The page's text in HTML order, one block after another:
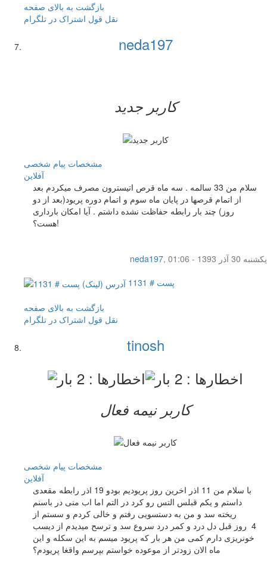
بازگشت به بالای صفحه
نقل قول اشتراک در تلگرام
neda197
کاربر جدید
مشخصات پیام شخصی
آفلاين
سلام من 33 سالمه . سه ماه قرص اتیسترون مصرف میکردم بعد
از اتمام قرصها در پایان ماه سوم و اتمام دوره پریود(بعد از دو
روز) چند بار رابطه حفاظت نشده داشتم . آیا امکان بارداری
هست؟!
neda197,
یکشنبه 30 آذر 1393 - 01:06
پست # 1131
بازگشت به بالای صفحه
نقل قول اشتراک در تلگرام
tinosh
کاربر نيمه فعال
مشخصات پیام شخصی
آفلاين
با سلام من 11 اذر اخرین روز پریودیم بودو 19 اذر رابطه مقعدی
داستم و یکم قبلس التس رو کرد در التم اما اب منی در باسنم
ریخته سد و من به دستسویی رفتم و خالی کردم و سستم از
4 روز قبل دل درد و کمر درد سروع سد و ترسح میدیدم از دیسب
خونریزی دارم کمی من هر بار که پریود میسم به این سکله و این
ماه الان زودتر از موعوده خواستم بپرسم واقغا پریودم؟